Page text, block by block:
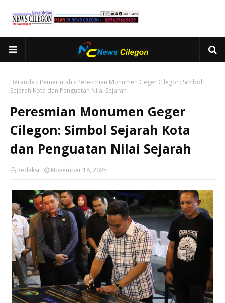
Beranda Pemerintah
Peresmian Monumen Geger Cilegon: Simbol
Sejarah Kota dan Penguatan Nilai Sejarah
Peresmian Monumen Geger
Cilegon: Simbol Sejarah Kota
dan Penguatan Nilai Sejarah
Redaksi November 18, 2025